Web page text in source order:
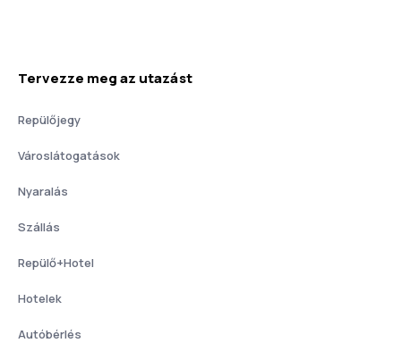
Tervezze meg az utazást
Repülőjegy
Városlátogatások
Nyaralás
Szállás
Repülő+Hotel
Hotelek
Autóbérlés